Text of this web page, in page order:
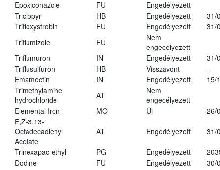
Epoxiconazole
FU
Engedélyezett
Triclopyr
HB Engedélyezett
31/
Trifloxystrobin
FU Engedélyezett
31/
Triflumizole
FU
Nem
engedélyezett
Triflumuron
IN Engedélyezett
31/
Triflusulfuron
HB Visszavont
-
Emamectin
IN Engedélyezett
15/
Trimethylamine
hydrochloride
AT
Nem
engedélyezett
Elemental Iron
MO Új
26/
E,Z-3,13-
Octadecadienyl
Acetate
AT Engedélyezett 31/
Trinexapac-ethyl PG Engedélyezett
Dodine
FU Engedélyezett
30/